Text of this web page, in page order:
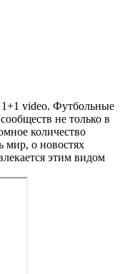
1+1 video. Футбольные
не только в
количество
мир, о новостях
этим видом